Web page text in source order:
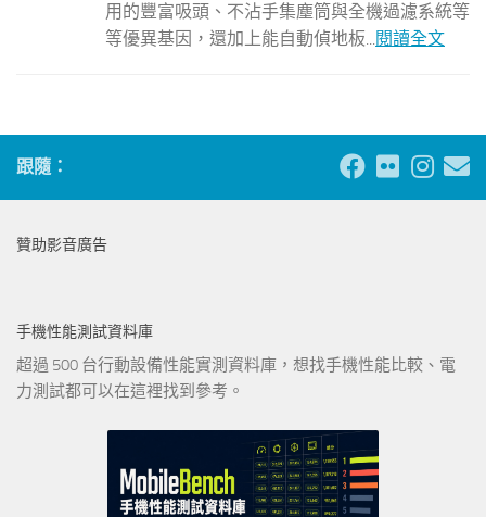
用的豐富吸頭、不沾手集塵筒與全機過濾系統等
等優異基因，還加上能自動偵地板...閱讀全文
跟隨：
贊助影音廣告
手機性能測試資料庫
超過 500 台行動設備性能實測資料庫，想找手機性能比較、電
力測試都可以在這裡找到參考。